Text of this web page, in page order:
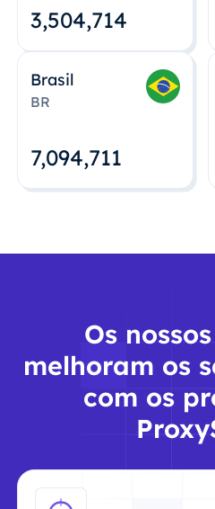
3,504,715
Brasil
BR
7,094,712
Os
melhoram os
com os